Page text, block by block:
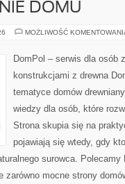
DOMU
MOŻLIWOŚĆ
DomPol – serwis dla osób
konstrukcjami z drewna
tematyce domów
wiedzy dla osób, które
Strona skupia się na
pojawiają się wtedy, gdy
surowca.
zarówno mocne strony